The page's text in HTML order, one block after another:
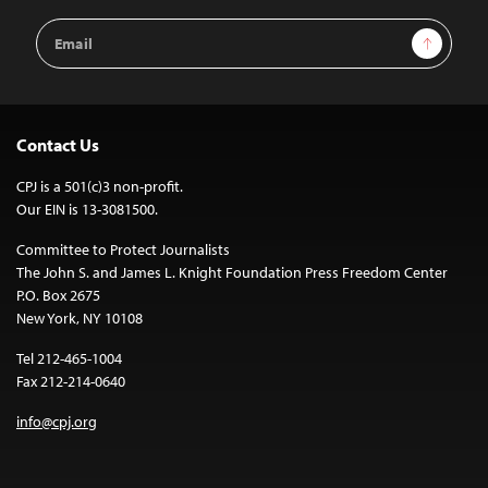
Email
Address
Sign Up
Contact Us
CPJ is a 501(c)3 non-profit.
Our EIN is 13-3081500.
Committee to Protect Journalists
The John S. and James L. Knight Foundation Press Freedom Center
P.O. Box 2675
New York, NY 10108
Tel 212-465-1004
Fax 212-214-0640
info@cpj.org